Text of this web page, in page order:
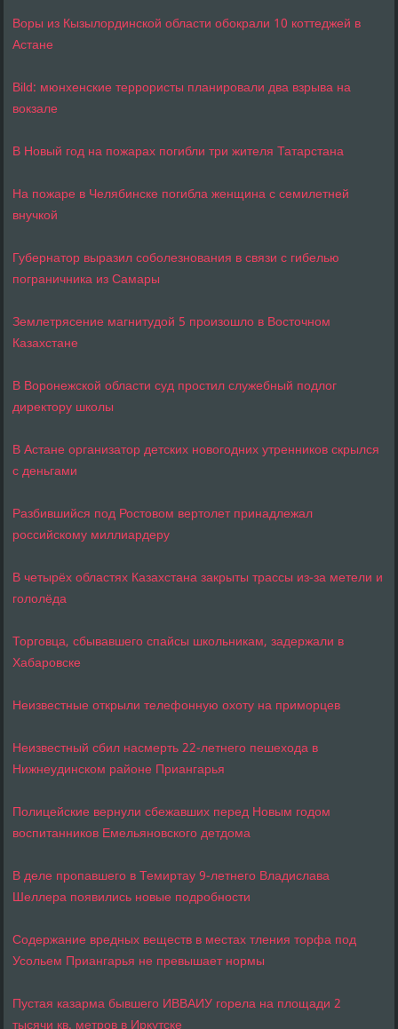
Воры из Кызылординской области обокрали 10 коттеджей в
Астане
Bild: мюнхенские террористы планировали два взрыва на
вокзале
В Новый год на пожарах погибли три жителя Татарстана
На пожаре в Челябинске погибла женщина с семилетней
внучкой
Губернатор выразил соболезнования в связи с гибелью
пограничника из Самары
Землетрясение магнитудой 5 произошло в Восточном
Казахстане
В Воронежской области суд простил служебный подлог
директору школы
В Астане организатор детских новогодних утренников скрылся
с деньгами
Разбившийся под Ростовом вертолет принадлежал
российскому миллиардеру
В четырёх областях Казахстана закрыты трассы из-за метели и
гололёда
Торговца, сбывавшего спайсы школьникам, задержали в
Хабаровске
Неизвестные открыли телефонную охоту на приморцев
Неизвестный сбил насмерть 22-летнего пешехода в
Нижнеудинском районе Приангарья
Полицейские вернули сбежавших перед Новым годом
воспитанников Емельяновского детдома
В деле пропавшего в Темиртау 9-летнего Владислава
Шеллера появились новые подробности
Содержание вредных веществ в местах тления торфа под
Усольем Приангарья не превышает нормы
Пустая казарма бывшего ИВВАИУ горела на площади 2